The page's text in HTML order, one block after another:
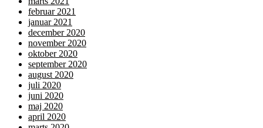
februar 2021
januar 2021
december 2020
november 2020
oktober 2020
september 2020
august 2020
juli 2020
juni 2020
maj 2020
april 2020